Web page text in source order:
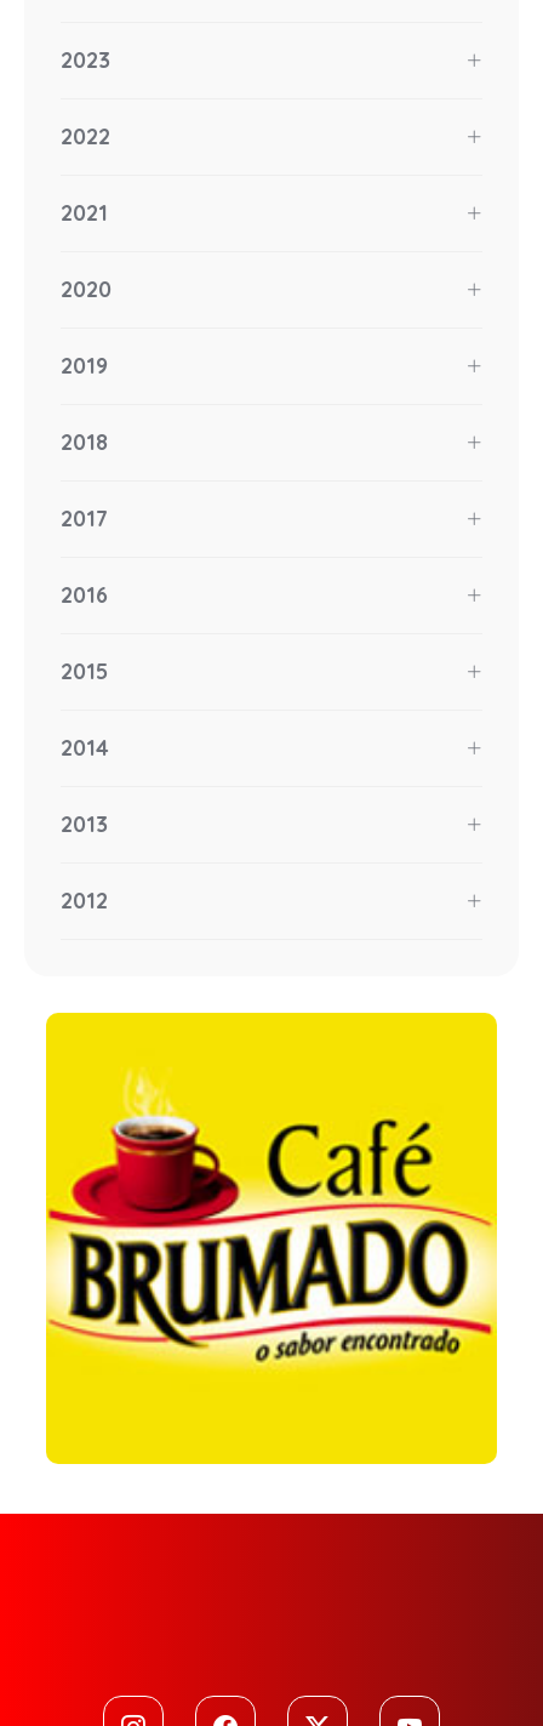
2023
2022
2021
2020
2019
2018
2017
2016
2015
2014
2013
2012